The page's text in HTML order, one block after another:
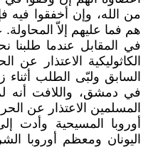
من الله، وإن أخفقوا فيه
هم فما عليهم إلاّ
في المقابل عندما
الكاثوليكية الاعتذار عن
السابق ولبّى الطلب أثناء
في دمشق، واللافت أنه
المسلمين الاعتذار عن
أوروبا المسيحية وأدت
اليونان ومعظم أوروبا